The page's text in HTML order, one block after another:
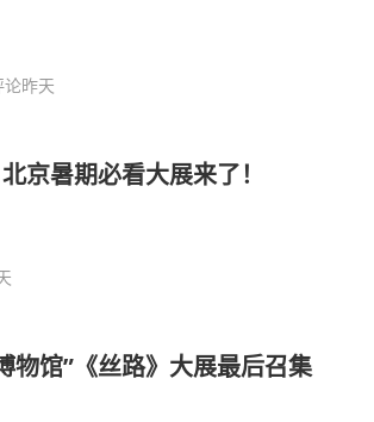
论昨天
京暑期必看大展来了！
物馆”《丝路》大展最后召集